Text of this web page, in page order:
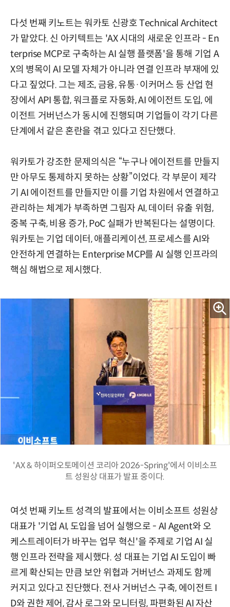
다섯 번째 키노트는 워카토 신광호 Technical Architect
가 맡았다. 신 아키텍트는 'AX 시대의 새로운 인프라 - En
terprise MCP로 구축하는 AI 실행 플랫폼'을 통해 기업 A
X의 병목이 AI 모델 자체가 아니라 연결 인프라 부재에 있
다고 짚었다. 그는 제조, 금융, 유통·이커머스 등 산업 현
장에서 API 통합, 워크플로 자동화, AI 에이전트 도입, 에
이전트 거버넌스가 동시에 진행되며 기업들이 각기 다른
단계에서 같은 혼란을 겪고 있다고 진단했다.
워카토가 강조한 문제의식은 “누구나 에이전트를 만들지
만 아무도 통제하지 못하는 상황”이었다. 각 부문이 제각
기 AI 에이전트를 만들지만 이를 기업 차원에서 연결하고
관리하는 체계가 부족하면 그림자 AI, 데이터 유출 위험,
중복 구축, 비용 증가, PoC 실패가 반복된다는 설명이다.
워카토는 기업 데이터, 애플리케이션, 프로세스를 AI와
안전하게 연결하는 Enterprise MCP를 AI 실행 인프라의
핵심 해법으로 제시했다.
'AX & 하이퍼오토메이션 코리아 2026-Spring'에서 이비소프
트 성원상 대표가 발표 중이다.
여섯 번째 키노트 성격의 발표에서는 이비소프트 성원상
대표가 '기업 AI, 도입을 넘어 실행으로 - AI Agent와 오
케스트레이터가 바꾸는 업무 혁신'을 주제로 기업 AI 실
행 인프라 전략을 제시했다. 성 대표는 기업 AI 도입이 빠
르게 확산되는 만큼 보안 위협과 거버넌스 과제도 함께
커지고 있다고 진단했다. 전사 거버넌스 구축, 에이전트 I
D와 권한 제어, 감사 로그와 모니터링, 파편화된 AI 자산